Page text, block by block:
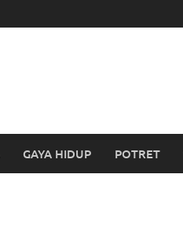
GAYA HIDUP POTRET